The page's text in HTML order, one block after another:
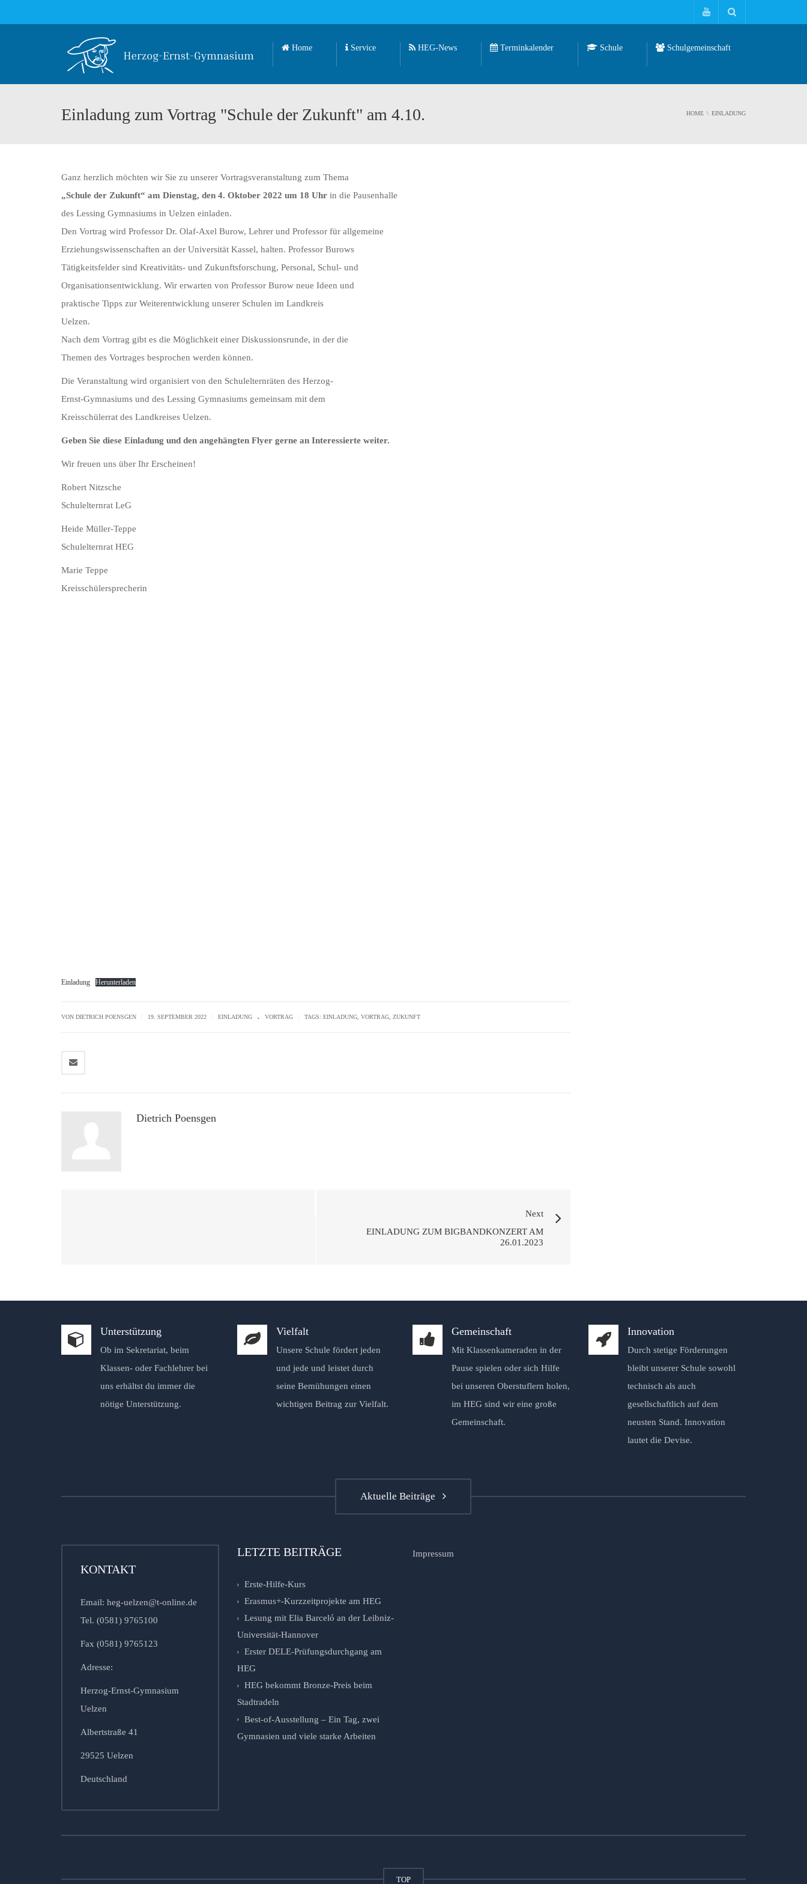
Home Service HEG-News Terminkalender Schule Schulgemeinschaft
Einladung zum Vortrag "Schule der Zukunft" am 4.10. HOME EINLADUNG
Ganz herzlich möchten wir Sie zu unserer Vortragsveranstaltung zum Thema
„Schule der Zukunft“ am Dienstag, den 4. Oktober 2022 um 18 Uhr in die Pausenhalle
des Lessing Gymnasiums in Uelzen einladen.
Den Vortrag wird Professor Dr. Olaf-Axel Burow, Lehrer und Professor für allgemeine
Erziehungswissenschaften an der Universität Kassel, halten. Professor Burows
Tätigkeitsfelder sind Kreativitäts- und Zukunftsforschung, Personal, Schul- und
Organisationsentwicklung. Wir erwarten von Professor Burow neue Ideen und
praktische Tipps zur Weiterentwicklung unserer Schulen im Landkreis
Uelzen.
Nach dem Vortrag gibt es die Möglichkeit einer Diskussionsrunde, in der die
Themen des Vortrages besprochen werden können.
Die Veranstaltung wird organisiert von den Schulelternräten des Herzog-
Ernst-Gymnasiums und des Lessing Gymnasiums gemeinsam mit dem
Kreisschülerrat des Landkreises Uelzen.
Geben Sie diese Einladung und den angehängten Flyer gerne an Interessierte weiter.
Wir freuen uns über Ihr Erscheinen!
Robert Nitzsche
Schulelternrat LeG
Heide Müller-Teppe
Schulelternrat HEG
Marie Teppe
Kreisschülersprecherin
Einladung Herunterladen
VON DIETRICH POENSGEN 19. SEPTEMBER 2022 EINLADUNG . VORTRAG TAGS: EINLADUNG VORTRAG ZUKUNFT
Dietrich Poensgen
Next
EINLADUNG ZUM BIGBANDKONZERT AM
26.01.2023
Unterstützung
Ob im Sekretariat, beim
Klassen- oder Fachlehrer bei
uns erhältst du immer die
nötige Unterstützung.
Vielfalt
Unsere Schule fördert jeden
und jede und leistet durch
seine Bemühungen einen
wichtigen Beitrag zur Vielfalt.
Gemeinschaft
Mit Klassenkameraden in der
Pause spielen oder sich Hilfe
bei unseren Oberstuflern holen,
im HEG sind wir eine große
Gemeinschaft.
Innovation
Durch stetige Förderungen
bleibt unserer Schule sowohl
technisch als auch
gesellschaftlich auf dem
neusten Stand. Innovation
lautet die Devise.
Aktuelle Beiträge
KONTAKT
Email: heg-uelzen@t-online.de
Tel. (0581) 9765100
Fax (0581) 9765123
Adresse:
Herzog-Ernst-Gymnasium
Uelzen
Albertstraße 41
29525 Uelzen
Deutschland
LETZTE BEITRÄGE
Erste-Hilfe-Kurs
Erasmus+-Kurzzeitprojekte am HEG
Lesung mit Elia Barceló an der Leibniz-
Universität-Hannover
Erster DELE-Prüfungsdurchgang am
HEG
HEG bekommt Bronze-Preis beim
Stadtradeln
Best-of-Ausstellung – Ein Tag, zwei
Gymnasien und viele starke Arbeiten
Impressum
TOP